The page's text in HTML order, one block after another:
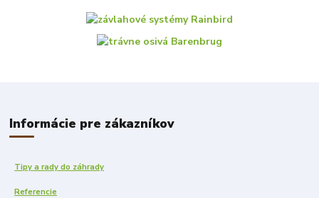
Informácie pre zákazníkov
Tipy a rady do záhrady
Referencie